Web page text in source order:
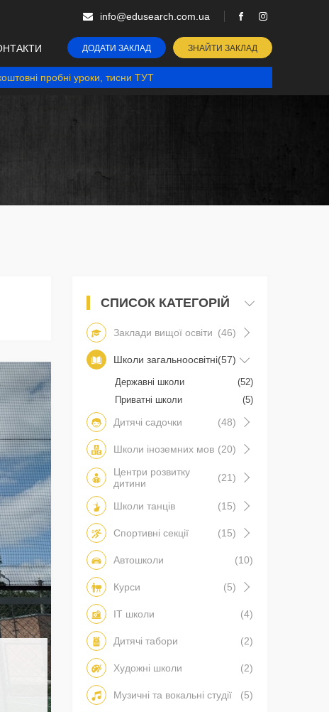
info@edusearch.com.ua
ДОДАТИ ЗАКЛАД ЗНАЙТИ ЗАКЛАД
пробні уроки, тисни ТУТ
СПИСОК КАТЕГОРІЙ
Заклади вищої освіти (46)
Школи загальноосвітні(57)
Державні школи
(52)
Приватні школи
(5)
Дитячі садочки (48)
Школи іноземних мов (20)
Центри розвитку
дитини
(21)
Школи танців (15)
Спортивні секції (15)
Автошколи (10)
Курси (5)
IT школи (4)
Дитячі табори (2)
Художні школи (2)
Музичні та вокальні студії (5)